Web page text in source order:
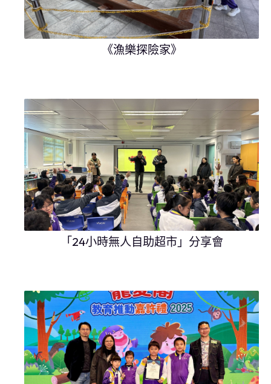
《漁樂探險家》
「24小時無人自助超市」分享會